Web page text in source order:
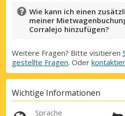
Wie kann ich einen
meiner
Corralejo hinzufügen?
Weitere Fragen? Bitte visitieren
gestellte Fragen. Oder
Wichtige Informationen
Sprache